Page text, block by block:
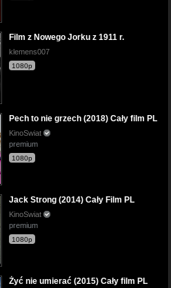
Film z Nowego Jorku z 1911 r.
klemens007
1080p
Pech to nie grzech (2018) Cały film PL
KinoSwiat
premium
1080p
Jack Strong (2014) Cały Film PL
KinoSwiat
premium
1080p
Żyć nie umierać (2015) Cały film PL